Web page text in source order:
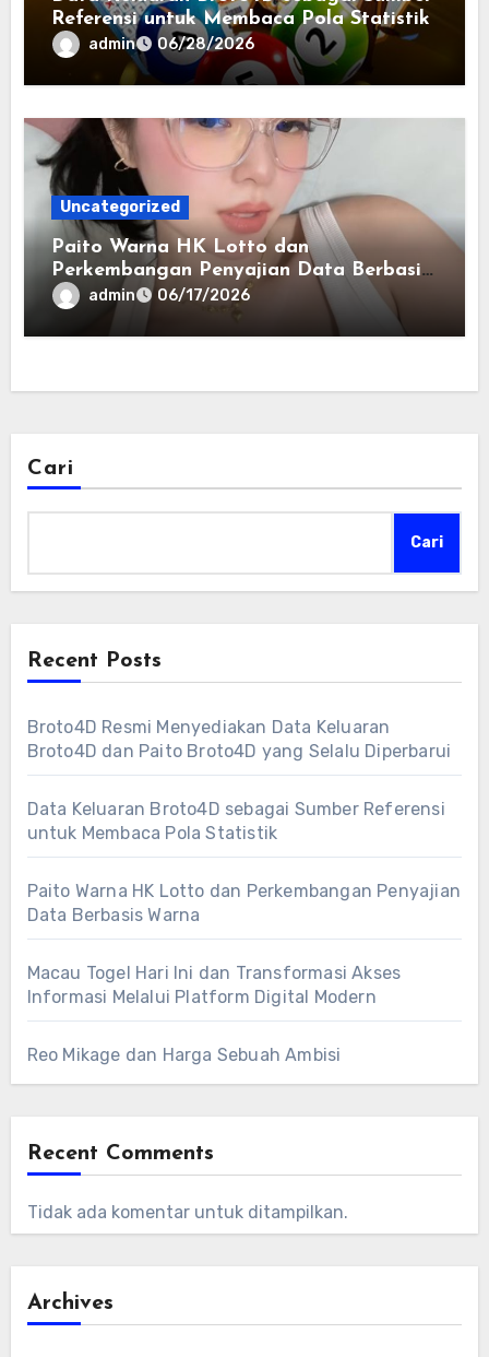
Referensi untuk Membaca Pola Statistik
admin 06/28/2026
Uncategorized
Paito Warna HK Lotto dan
Perkembangan Penyajian Data Berbasis
Warnaadmin 06/17/2026
Cari
Cari
Recent Posts
Broto4D Resmi Menyediakan Data Keluaran
Broto4D dan Paito Broto4D yang Selalu Diperbarui
Data Keluaran Broto4D sebagai Sumber Referensi
untuk Membaca Pola Statistik
Paito Warna HK Lotto dan Perkembangan Penyajian
Data Berbasis Warna
Macau Togel Hari Ini dan Transformasi Akses
Informasi Melalui Platform Digital Modern
Reo Mikage dan Harga Sebuah Ambisi
Recent Comments
Tidak ada komentar untuk ditampilkan.
Archives